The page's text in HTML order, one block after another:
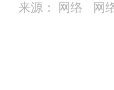
来源： 网络 网